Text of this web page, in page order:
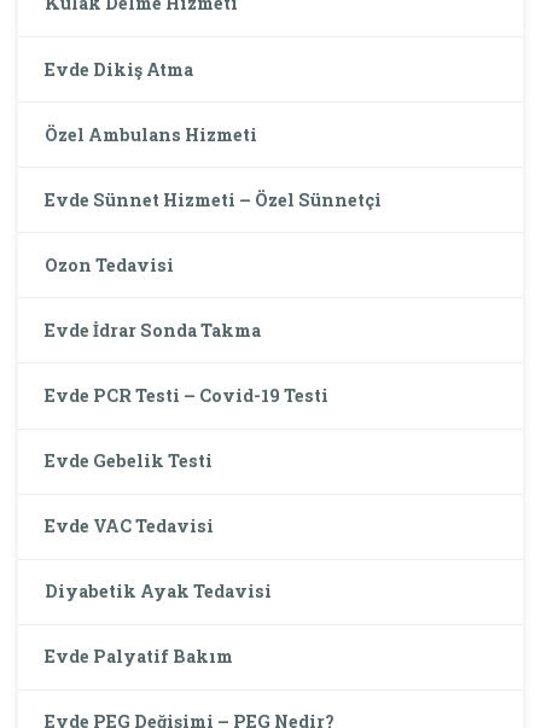
Evde Dikiş Atma
Özel Ambulans Hizmeti
Evde Sünnet Hizmeti – Özel Sünnetçi
Ozon Tedavisi
Evde İdrar Sonda Takma
Evde PCR Testi – Covid-19 Testi
Evde Gebelik Testi
Evde VAC Tedavisi
Diyabetik Ayak Tedavisi
Evde Palyatif Bakım
Evde PEG Değişimi – PEG Nedir?